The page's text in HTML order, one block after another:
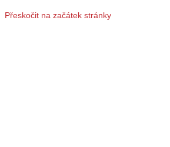
Přeskočit na začátek stránky